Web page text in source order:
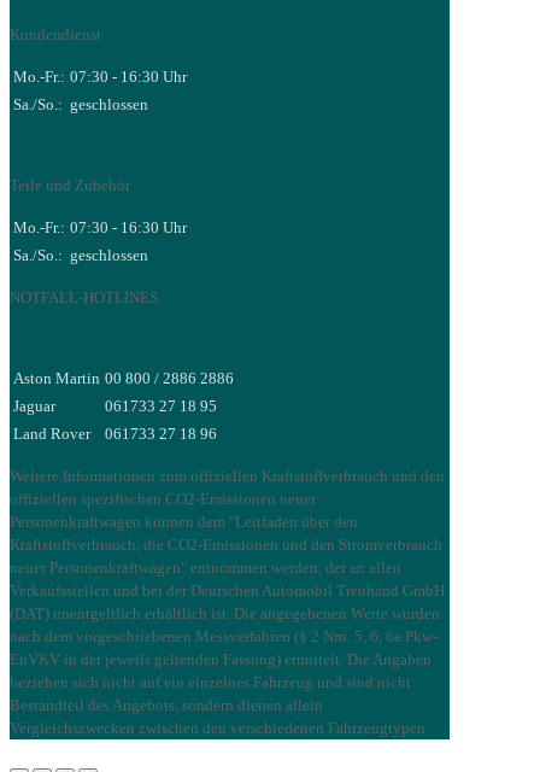
Kundendienst
Mo.-Fr.: 07:30 - 16:30 Uhr
Sa./So.: geschlossen
Teile und Zubehör
Mo.-Fr.: 07:30 - 16:30 Uhr
Sa./So.: geschlossen
NOTFALL-HOTLINES
Aston Martin 00 800 / 2886 2886
Jaguar
061733 27 18 95
Land Rover
061733 27 18 96
Weitere Informationen zum offiziellen Kraftstoffverbrauch und den
offiziellen spezifischen CO2-Emissionen neuer
Personenkraftwagen können dem "Leitfaden über den
Kraftstoffverbrauch, die CO2-Emissionen und den Stromverbrauch
neuer Personenkraftwagen" entnommen werden, der an allen
Verkaufsstellen und bei der Deutschen Automobil Treuhand GmbH
(DAT) unentgeltlich erhältlich ist. Die angegebenen Werte wurden
nach dem vorgeschriebenen Messverfahren (§ 2 Nrn. 5, 6, 6a Pkw-
EnVKV in der jeweils geltenden Fassung) ermittelt. Die Angaben
beziehen sich nicht auf ein einzelnes Fahrzeug und sind nicht
Bestandteil des Angebots, sondern dienen allein
Vergleichszwecken zwischen den verschiedenen Fahrzeugtypen.